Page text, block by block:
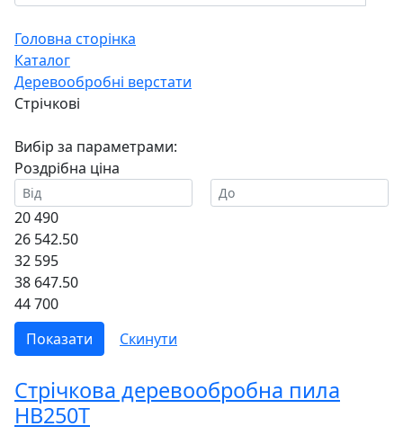
Головна сторінка
Каталог
Деревообробні верстати
Стрічкові
Вибір за параметрами:
Роздрібна ціна
20 490
26 542.50
32 595
38 647.50
44 700
Стрічкова деревообробна пила
HB250T